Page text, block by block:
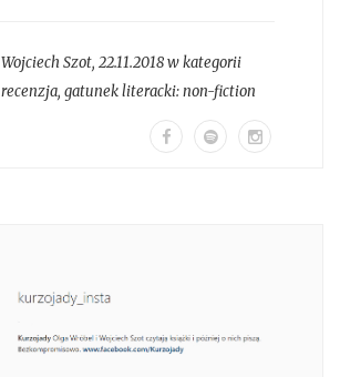
Wojciech Szot, 22.11.2018 w kategorii
recenzja, gatunek literacki:non-fiction